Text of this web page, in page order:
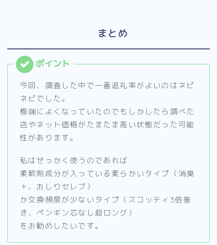
まとめ
今回、調査した中で一番返礼率がよいのはネピ
ネピでした。
極端によくなっていたのでもしかしたら調べた
店やネット価格がたまたま高い状態だった可能
性があります。
私はせっかく使うのであれば
柔軟剤成分が入っている柔らかいタイプ（消臭
＋、おしりセレブ）
か交換頻度が少ないタイプ（スコッティ3倍巻
き、ペンギン芯なし超ロング）
をお勧めしたいです。